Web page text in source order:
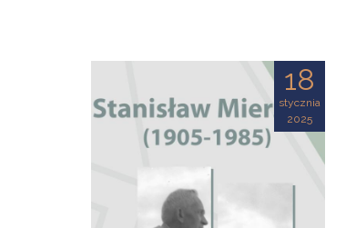
18
stycznia
2025